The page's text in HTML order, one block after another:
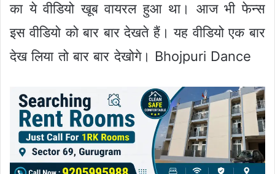
का ये वीडियो खूब वायरल हुआ था। आज भी फेन्स
इस वीडियो को बार बार देखते हैं। यह वीडियो एक बार
देख लिया तो बार बार देखोगे। Bhojpuri Dance